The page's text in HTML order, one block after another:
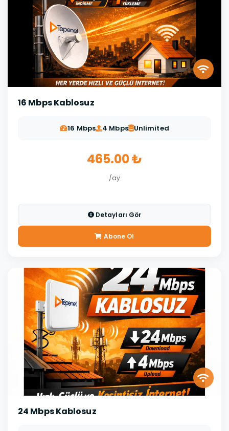
16 Mbps Kablosuz
16 Mbps 4 Mbps Unlimited
465.00 ₺
/ay
Detayları Gör
Abone Ol
24 Mbps Kablosuz